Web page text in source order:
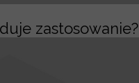
zastosowanie?